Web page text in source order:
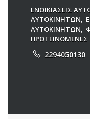
ΕΝΟΙΚΙΑΣΕΙΣ
ΑΥΤΟΚΙΝΗΤΩΝ,
ΑΥΤΟΚΙΝΗΤΩΝ,
ΠΡΟΤΕΙΝΟΜΕΝΕΣ
2294050130